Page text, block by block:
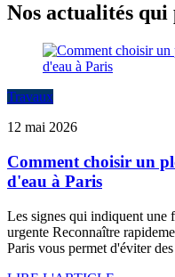
Nos actualités
Travaux
12 mai 2026
Comment choisir un
d'eau à Paris
Les signes qui indiquent une
urgente Reconnaître
Paris vous permet d'éviter